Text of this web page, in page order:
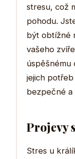
stresu, což
pohodu.
být obtížné
vašeho
úspěšnému
jejich potřeb
bezpečné
Projevy
Stres u